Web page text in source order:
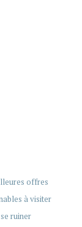
offres
à visiter
ruiner